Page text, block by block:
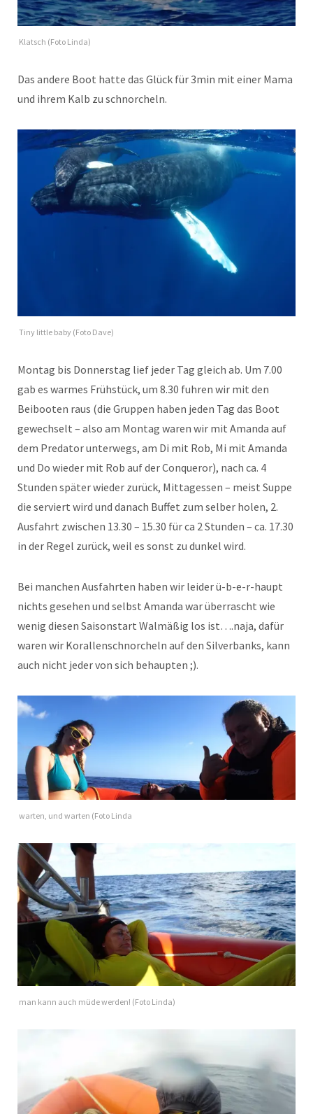
Klatsch (Foto Linda)
Das andere Boot hatte das Glück für 3min mit einer Mama
und ihrem Kalb zu schnorcheln.
Tiny little baby (Foto Dave)
Montag bis Donnerstag lief jeder Tag gleich ab. Um 7.00
gab es warmes Frühstück, um 8.30 fuhren wir mit den
Beibooten raus (die Gruppen haben jeden Tag das Boot
gewechselt – also am Montag waren wir mit Amanda auf
dem Predator unterwegs, am Di mit Rob, Mi mit Amanda
und Do wieder mit Rob auf der Conqueror), nach ca. 4
Stunden später wieder zurück, Mittagessen – meist Suppe
die serviert wird und danach Buffet zum selber holen, 2.
Ausfahrt zwischen 13.30 – 15.30 für ca 2 Stunden – ca. 17.30
in der Regel zurück, weil es sonst zu dunkel wird.
Bei manchen Ausfahrten haben wir leider ü-b-e-r-haupt
nichts gesehen und selbst Amanda war überrascht wie
wenig diesen Saisonstart Walmäßig los ist….naja, dafür
waren wir Korallenschnorcheln auf den Silverbanks, kann
auch nicht jeder von sich behaupten ;).
warten, und warten (Foto Linda
man kann auch müde werden! (Foto Linda)